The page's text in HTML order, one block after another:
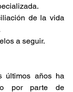
de la vida
a seguir.
últimos años ha
por parte de